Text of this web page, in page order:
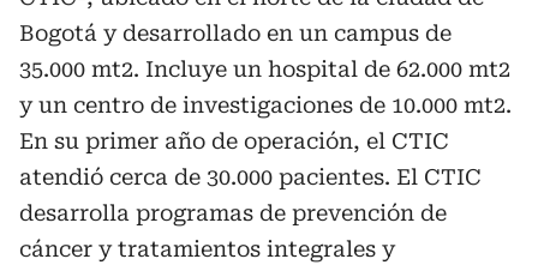
Bogotá y desarrollado en un campus de
35.000 mt2. Incluye un hospital de 62.000 mt2
y un centro de investigaciones de 10.000 mt2.
En su primer año de operación, el CTIC
atendió cerca de 30.000 pacientes. El CTIC
desarrolla programas de prevención de
cáncer y tratamientos integrales y